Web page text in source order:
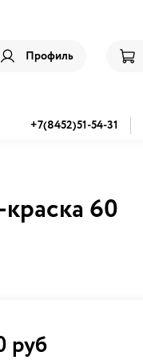
Профиль
+7(8452)51-54-31
60
руб